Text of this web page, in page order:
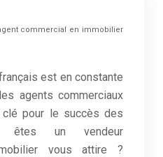
commercial en immobilier
est en constante
agents commerciaux
pour le succès des
êtes un vendeur
vous attire ?